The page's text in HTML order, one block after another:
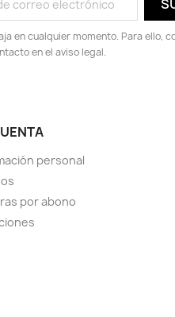
en cualquier momento. Para ello,
en el aviso legal.
personal
por abono